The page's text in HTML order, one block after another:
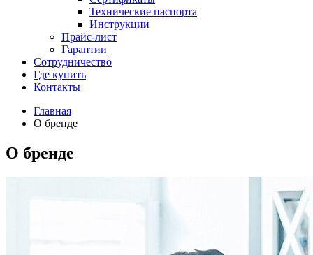
Технические паспорта
Инструкции
Прайс-лист
Гарантии
Сотрудничество
Где купить
Контакты
Главная
О бренде
О бренде